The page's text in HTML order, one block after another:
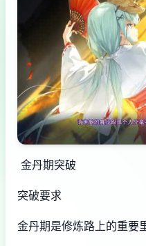
金丹期突破
突破要求
金丹期是修炼路上的重要